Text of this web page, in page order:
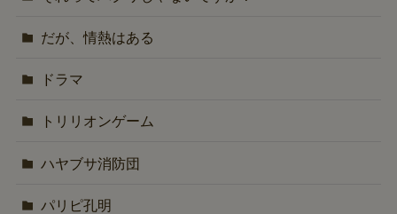
だが、情熱はある
ドラマ
トリリオンゲーム
ハヤブサ消防団
パリピ孔明